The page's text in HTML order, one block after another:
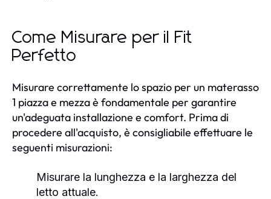
Come Misurare per il Fit
Perfetto
Misurare correttamente lo spazio per un materasso
1 piazza e mezza è fondamentale per garantire
un'adeguata installazione e comfort. Prima di
procedere all'acquisto, è consigliabile effettuare le
seguenti misurazioni:
Misurare la lunghezza e la larghezza del
letto attuale.